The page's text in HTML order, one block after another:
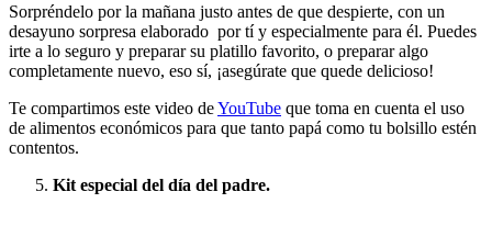
Sorpréndelo por la mañana justo antes de que despierte, con un
desayuno sorpresa elaborado por tí y especialmente para él. Puedes
irte a lo seguro y preparar su platillo favorito, o preparar algo
completamente nuevo, eso sí, ¡asegúrate que quede delicioso!
Te compartimos este video deYouTube que toma en cuenta el uso
de alimentos económicos para que tanto papá como tu bolsillo estén
contentos.
Kit especial del día del padre.